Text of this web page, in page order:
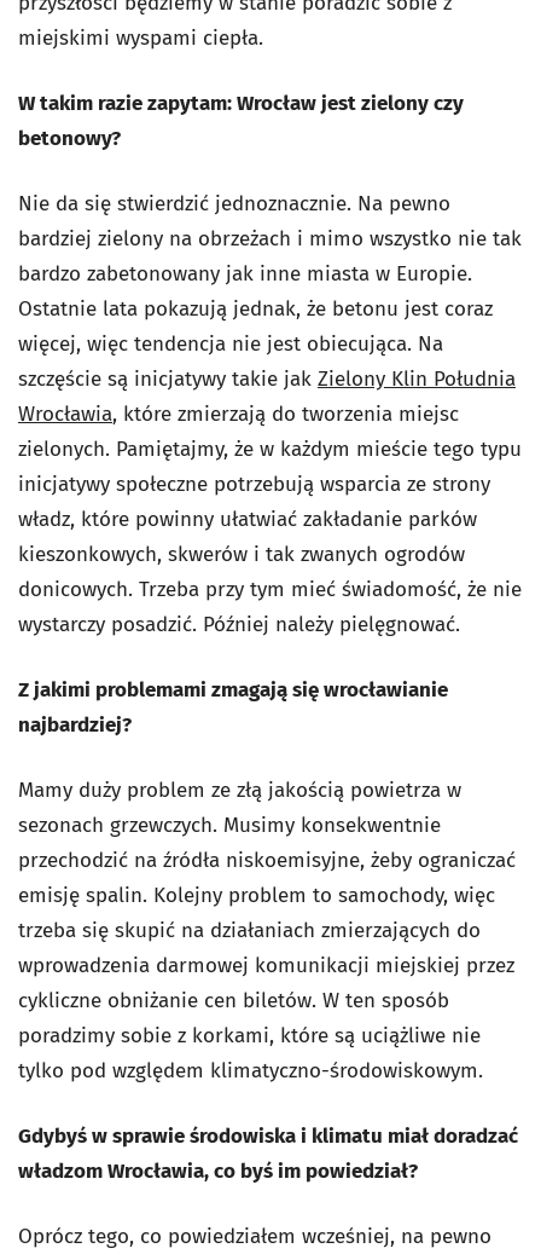
miejskimi wyspami ciepła.
W takim razie zapytam: Wrocław jest zielony czy
betonowy?
Nie da się stwierdzić jednoznacznie. Na pewno
bardziej zielony na obrzeżach i mimo wszystko nie tak
bardzo zabetonowany jak inne miasta w Europie.
Ostatnie lata pokazują jednak, że betonu jest coraz
więcej, więc tendencja nie jest obiecująca. Na
szczęście są inicjatywy takie jak Zielony Klin Południa
Wrocławia, które zmierzają do tworzenia miejsc
zielonych. Pamiętajmy, że w każdym mieście tego typu
inicjatywy społeczne potrzebują wsparcia ze strony
władz, które powinny ułatwiać zakładanie parków
kieszonkowych, skwerów i tak zwanych ogrodów
donicowych. Trzeba przy tym mieć świadomość, że nie
wystarczy posadzić. Później należy pielęgnować.
Z jakimi problemami zmagają się wrocławianie
najbardziej?
Mamy duży problem ze złą jakością powietrza w
sezonach grzewczych. Musimy konsekwentnie
przechodzić na źródła niskoemisyjne, żeby ograniczać
emisję spalin. Kolejny problem to samochody, więc
trzeba się skupić na działaniach zmierzających do
wprowadzenia darmowej komunikacji miejskiej przez
cykliczne obniżanie cen biletów. W ten sposób
poradzimy sobie z korkami, które są uciążliwe nie
tylko pod względem klimatyczno-środowiskowym.
Gdybyś w sprawie środowiska i klimatu miał doradzać
władzom Wrocławia, co byś im powiedział?
Oprócz tego, co powiedziałem wcześniej, na pewno